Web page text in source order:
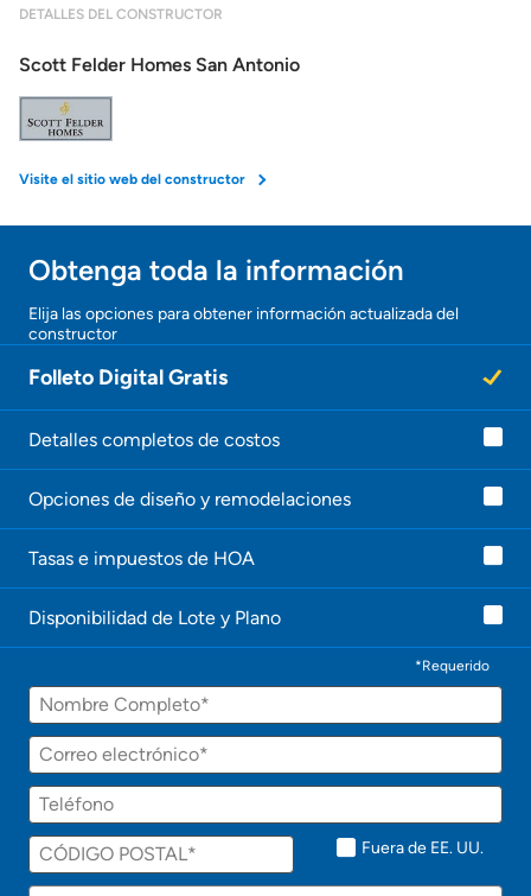
Obtener Aprobación Previa
Preparar mi casa para la venta
Seguro de propietarios
DETALLES DEL CONSTRUCTOR
Scott Felder Homes San Antonio
Visite el sitio web del constructor
Obtenga toda la información
Elija las opciones para obtener información actualizada del
constructor
Folleto Digital Gratis
Detalles completos de costos
Opciones de diseño y remodelaciones
Tasas e impuestos de HOA
Disponibilidad de Lote y Plano
*Requerido
Fuera de EE. UU.